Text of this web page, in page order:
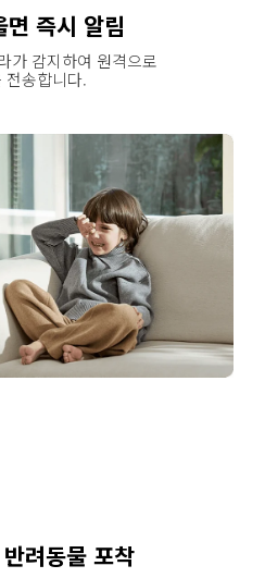
면 즉시 알림
가 감지하여 원격으로
전송합니다.
려동물 포착